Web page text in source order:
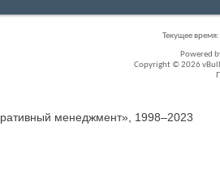
Текущее время:
Powered
Copyright © 2026
менеджмент», 1998–2023